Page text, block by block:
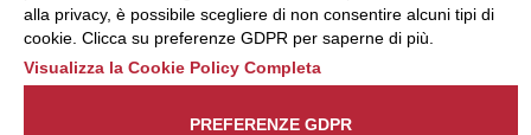
agenzielavoro.it/reclami/.
alla privacy, è possibile scegliere di non consentire alcuni tipi di
cookie. Clicca su preferenze GDPR per saperne di più.
Visualizza la Cookie Policy Completa
PREFERENZE GDPR